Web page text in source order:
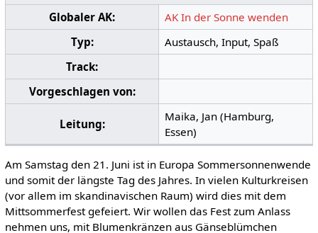
Globaler AK:
AK In der Sonne wenden
Typ:
Austausch, Input, Spaß
Track:
Vorgeschlagen von:
Leitung:
Maika, Jan (Hamburg,
Essen)
Am Samstag den 21. Juni ist in Europa Sommersonnenwende
und somit der längste Tag des Jahres. In vielen Kulturkreisen
(vor allem im skandinavischen Raum) wird dies mit dem
Mittsommerfest gefeiert. Wir wollen das Fest zum Anlass
nehmen uns, mit Blumenkränzen aus Gänseblümchen